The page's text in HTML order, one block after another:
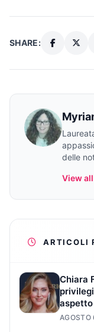
SHARE:
delle
View
ARTICOLI
Chiara
aspetto
AGOSTO